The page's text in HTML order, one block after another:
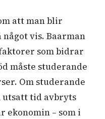
att man blir
vis. Baarman
som bidrar
måste studerande
Om studerande
utsatt tid avbryts
ekonomin – som i